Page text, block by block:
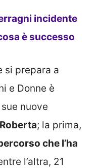
incidente
è successo
si prepara a
e Donne è
nuove
; la prima,
che l’ha
l’altra, 21